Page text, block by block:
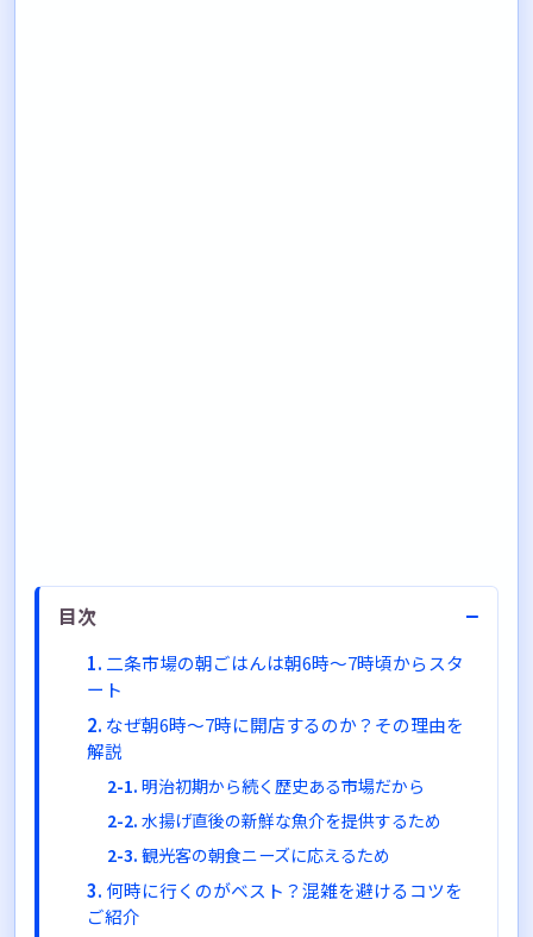
目次 −
二条市場の朝ごはんは朝6時〜7時頃からスタ
ート
なぜ朝6時〜7時に開店するのか？その理由を
解説
明治初期から続く歴史ある市場だから
水揚げ直後の新鮮な魚介を提供するため
観光客の朝食ニーズに応えるため
何時に行くのがベスト？混雑を避けるコツを
ご紹介